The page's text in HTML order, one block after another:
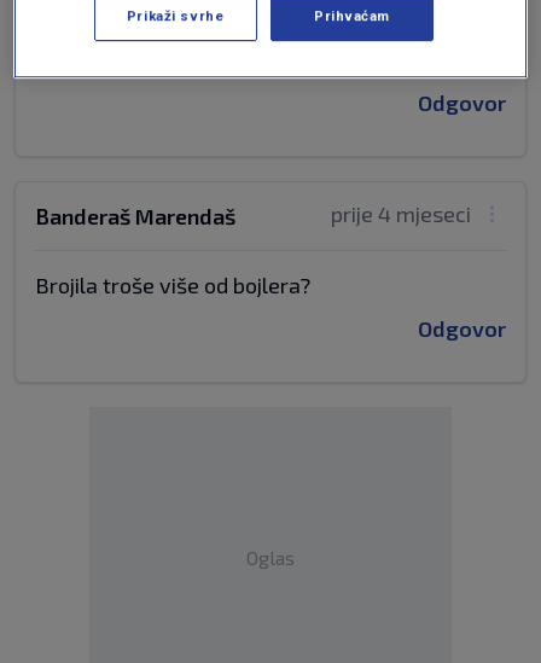
mogu da ne zaključim , gdje je REKET tamo je i
Odgovor
prije 4 mjeseci
Banderaš Marendaš
Brojila troše više od bojlera?
Odgovor
Oglas
Prikaži svrhe Prihvaćam